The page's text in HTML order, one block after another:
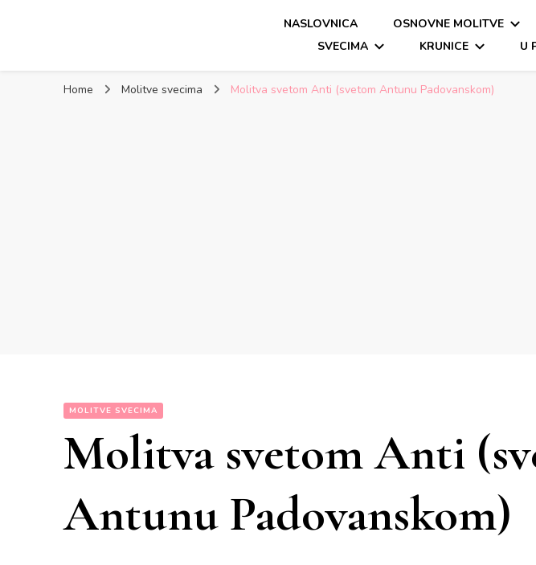
Molitve katolika – Jutarnja molitva
Svete katoličke molitve – Jutarnja molitva, večernja molitva, oče naš, zdravo marijo
NASLOVNICA OSNOVNE MOLITVE
SVECIMA
KRUNICE U
Home Molitve svecima Molitva svetom Anti (svetom Antunu Padovanskom)
MOLITVE SVECIMA
Molitva svetom Anti
Antunu Padovanskom)